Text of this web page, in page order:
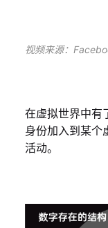
视频来源：
在虚拟世界中有
身份加入到某个
活动。